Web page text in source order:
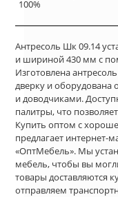
100%
Антресоль Шк 09.14
и шириной 430 мм с
Изготовлена
дверку и
и доводчиками.
палитры, что
Купить оптом с
предлагает интернет-
«ОптМебель». Мы
мебель, чтобы вы
товары доставляются
отправляем